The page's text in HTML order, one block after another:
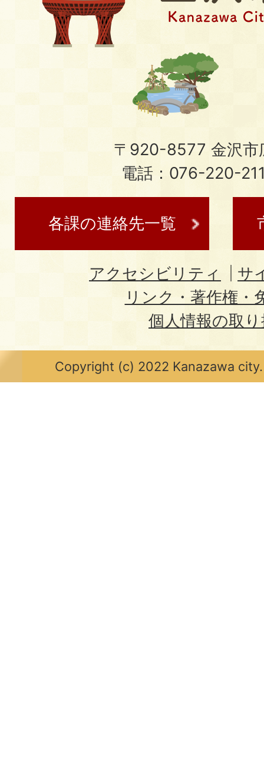
〒920-8577 金沢市
電話：076-220-
各課の連絡先一覧
アクセシビリティ
サ
リンク・著作権・
個人情報の取
Copyright (c) 2022 Kanazawa